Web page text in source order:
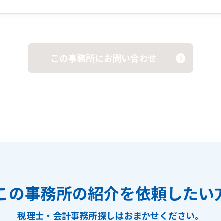
この事務所にお問い合わせ
の事務所の紹介を依頼したい
税理士・会計事務所探しはおまかせください。